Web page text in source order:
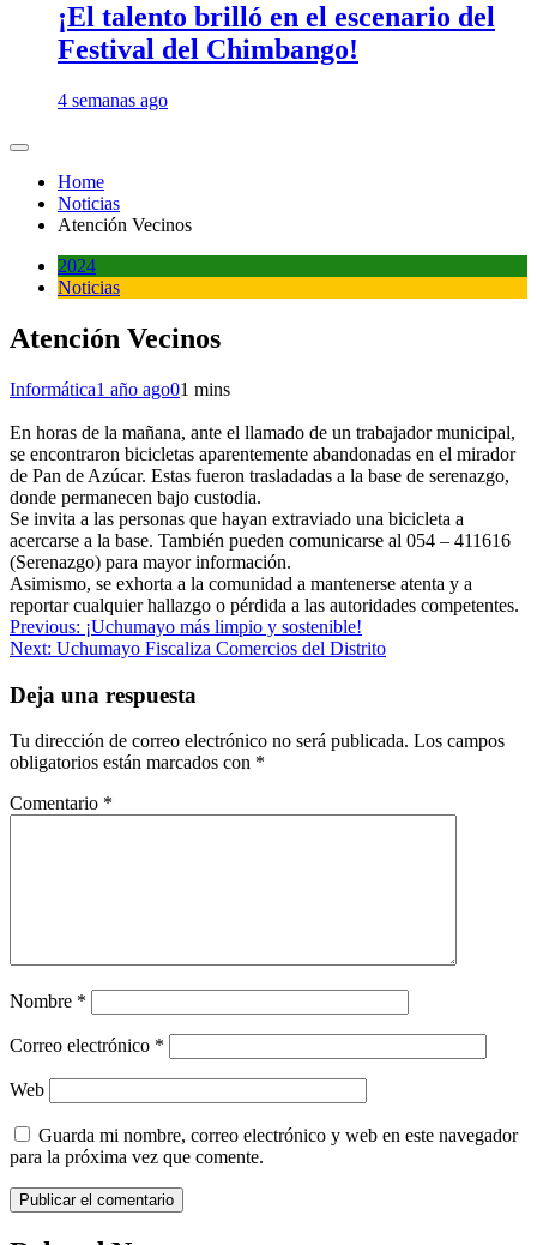
¡El talento brilló en el escenario del
Festival del Chimbango!
4 semanas ago
Home
Noticias
Atención Vecinos
2024
Noticias
Atención Vecinos
Informática1 año ago01 mins
En horas de la mañana, ante el llamado de un trabajador municipal,
se encontraron bicicletas aparentemente abandonadas en el mirador
de Pan de Azúcar. Estas fueron trasladadas a la base de serenazgo,
donde permanecen bajo custodia.
Se invita a las personas que hayan extraviado una bicicleta a
acercarse a la base. También pueden comunicarse al 054 – 411616
(Serenazgo) para mayor información.
Asimismo, se exhorta a la comunidad a mantenerse atenta y a
reportar cualquier hallazgo o pérdida a las autoridades competentes.
Navegación
de
entradas
Previous: ¡Uchumayo más limpio y sostenible!
Next: Uchumayo Fiscaliza Comercios del Distrito
Deja una respuesta
Tu dirección de correo electrónico no será publicada. Los campos
obligatorios están marcados con *
Comentario *
Nombre *
Correo electrónico *
Web
Guarda mi nombre, correo electrónico y web en este navegador
para la próxima vez que comente.